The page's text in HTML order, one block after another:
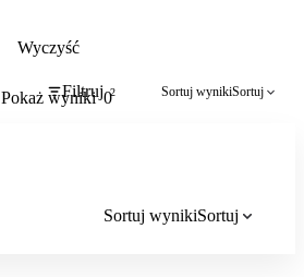
Wyczyść
Pokaż wyniki 0
Filtruj 2 Sortuj wynikiSortuj
Sortuj wynikiSortuj